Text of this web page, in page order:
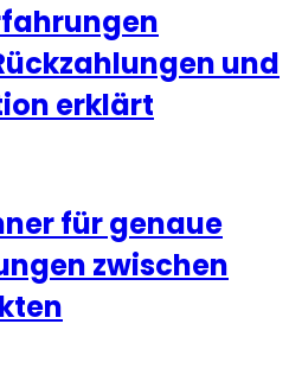
und
erklärt
für genaue
zwischen